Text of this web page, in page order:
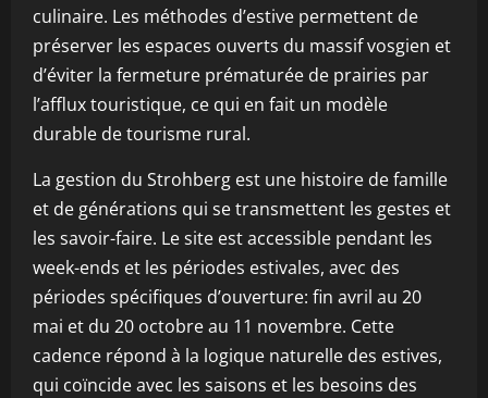
culinaire. Les méthodes d’estive permettent de
préserver les espaces ouverts du massif vosgien et
d’éviter la fermeture prématurée de prairies par
l’afflux touristique, ce qui en fait un modèle
durable de tourisme rural.
La gestion du Strohberg est une histoire de famille
et de générations qui se transmettent les gestes et
les savoir-faire. Le site est accessible pendant les
week-ends et les périodes estivales, avec des
périodes spécifiques d’ouverture: fin avril au 20
mai et du 20 octobre au 11 novembre. Cette
cadence répond à la logique naturelle des estives,
qui coïncide avec les saisons et les besoins des